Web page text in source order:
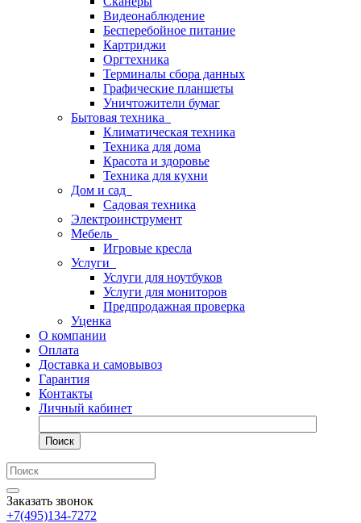
Видеонаблюдение
Бесперебойное питание
Картриджи
Оргтехника
Терминалы сбора данных
Графические планшеты
Уничтожители бумаг
Бытовая техника
Климатическая техника
Техника для дома
Красота и здоровье
Техника для кухни
Дом и сад
Садовая техника
Электроинструмент
Мебель
Игровые кресла
Услуги
Услуги для ноутбуков
Услуги для мониторов
Предпродажная проверка
Уценка
О компании
Оплата
Доставка и самовывоз
Гарантия
Контакты
Личный кабинет
Поиск
Заказать звонок
+7(495)134-7272